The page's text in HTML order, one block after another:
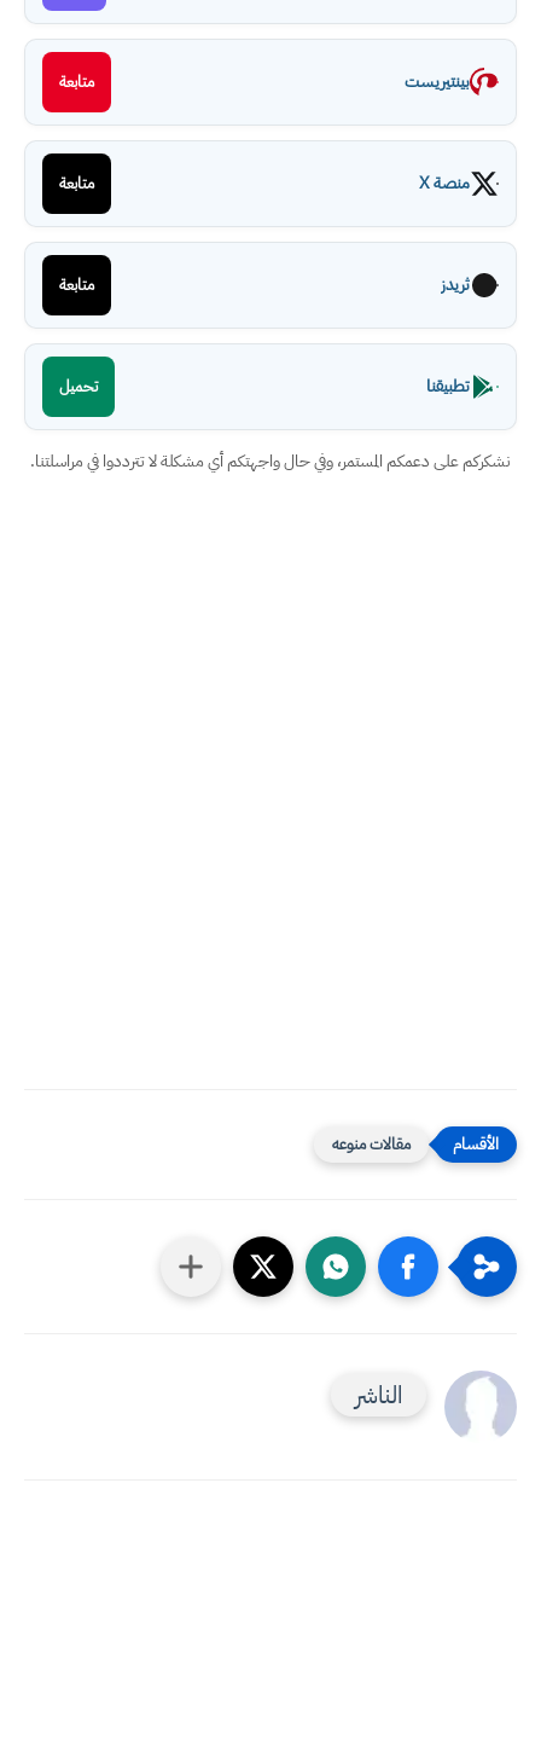
بينتيريست متابعة
منصة X متابعة
ثريدز متابعة
تطبيقنا تحميل
نشكركم على دعمكم المستمر، وفي حال واجهتكم أي مشكلة لا تترددوا في مراسلتنا.
مقالات منوعه
الناشر